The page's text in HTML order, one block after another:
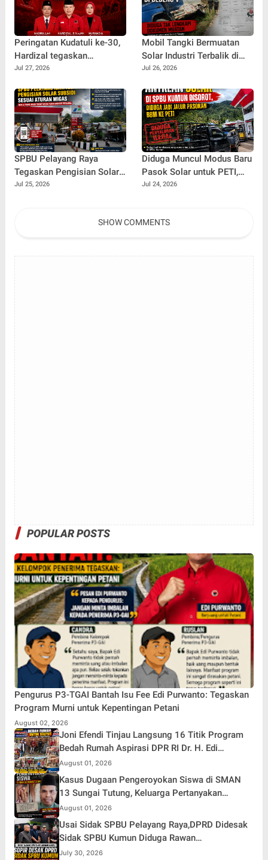
Peringatan Kudatuli ke-30,
Hardizal tegaskan
Semangat Perjuangan
Padam
Jul 27, 2026
Mobil Tangki Bermuatan
Solar Industri Terbalik di
Bedeng V Diduga Tak
Jul 26, 2026
SPBU Pelayang Raya
Tegaskan Pengisian Solar
Subsidi Kendaraan Truck
Jul 25, 2026
Diduga Muncul Modus Baru
Pasok Solar untuk PETI,
Antrean Kendaraan di SPBU
Jul 24, 2026
SHOW COMMENTS
POPULAR POSTS
Pengurus P3-TGAI Bantah Isu Fee Edi Purwanto: Tegaskan
Program Murni untuk Kepentingan Petani
August 02, 2026
Joni Efendi Tinjau Langsung 16 Titik Program
Bedah Rumah Aspirasi DPR RI Dr. H. Edi
Purwanto di Kecamatan Gunung Kerinci
August 01, 2026
Kasus Dugaan Pengeroyokan Siswa di SMAN
13 Sungai Tutung, Keluarga Pertanyakan
Tanggung Jawab Kepsek
August 01, 2026
Usai Sidak SPBU Pelayang Raya,DPRD Didesak
Sidak SPBU Kumun Diduga Rawan
Penyalahgunaan Solar Subsidi
July 30, 2026